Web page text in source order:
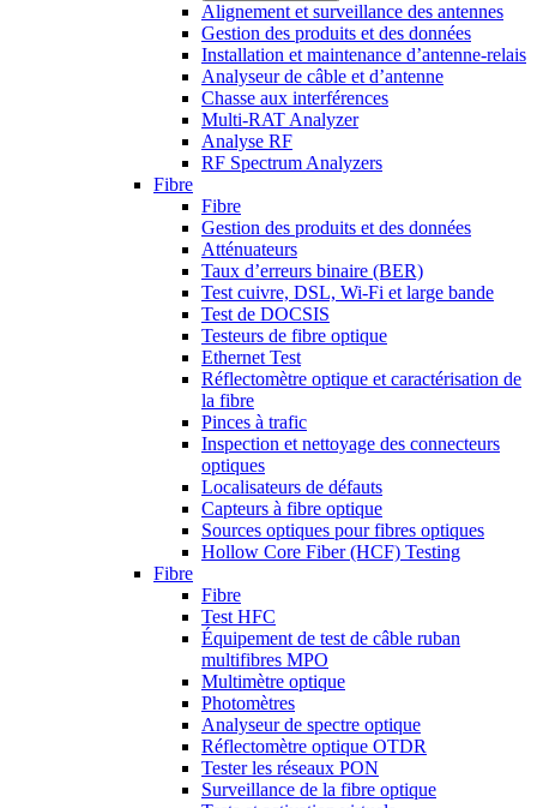
Alignement et surveillance des antennes
Gestion des produits et des données
Installation et maintenance d’antenne-relais
Analyseur de câble et d’antenne
Chasse aux interférences
Multi-RAT Analyzer
Analyse RF
RF Spectrum Analyzers
Fibre
Fibre
Gestion des produits et des données
Atténuateurs
Taux d’erreurs binaire (BER)
Test cuivre, DSL, Wi-Fi et large bande
Test de DOCSIS
Testeurs de fibre optique
Ethernet Test
Réflectomètre optique et caractérisation de
la fibre
Pinces à trafic
Inspection et nettoyage des connecteurs
optiques
Localisateurs de défauts
Capteurs à fibre optique
Sources optiques pour fibres optiques
Hollow Core Fiber (HCF) Testing
Fibre
Fibre
Test HFC
Équipement de test de câble ruban
multifibres MPO
Multimètre optique
Photomètres
Analyseur de spectre optique
Réflectomètre optique OTDR
Tester les réseaux PON
Surveillance de la fibre optique